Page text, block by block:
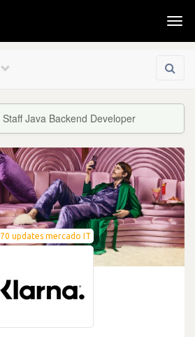
Staff Java Backend Developer
70 updates mercado IT